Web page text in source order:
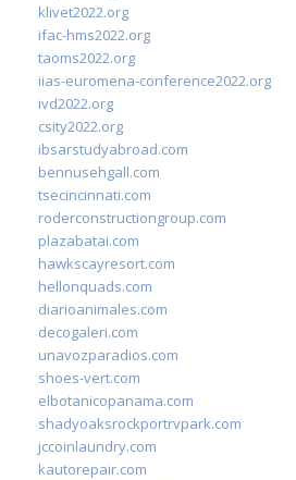
klivet2022.org
ifac-hms2022.org
taoms2022.org
iias-euromena-conference2022.org
ivd2022.org
csity2022.org
ibsarstudyabroad.com
bennusehgall.com
tsecincinnati.com
roderconstructiongroup.com
plazabatai.com
hawkscayresort.com
hellonquads.com
diarioanimales.com
decogaleri.com
unavozparadios.com
shoes-vert.com
elbotanicopanama.com
shadyoaksrockportrvpark.com
jccoinlaundry.com
kautorepair.com